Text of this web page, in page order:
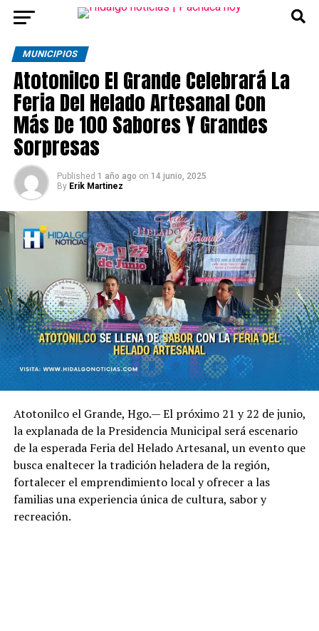
MUNICIPIOS
Atotonilco El Grande Celebrará La
Feria Del Helado Artesanal Con
Más De 100 Sabores Y Grandes
Sorpresas
Published 1 año ago on 14 junio, 2025
By Erik Martinez
Atotonilco el Grande, Hgo.— El próximo 21 y 22 de junio,
la explanada de la Presidencia Municipal será escenario
de la esperada Feria del Helado Artesanal, un evento que
busca enaltecer la tradición heladera de la región,
fortalecer el emprendimiento local y ofrecer a las
familias una experiencia única de cultura, sabor y
recreación.